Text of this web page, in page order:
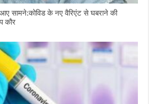
सामने:कोविड के नए वैरिएंट से घबराने की
कौर